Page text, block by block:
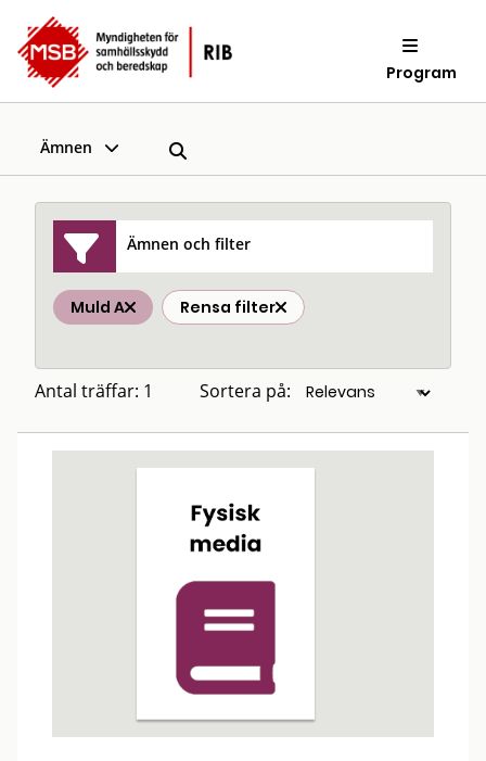
Program
Ämnen
Ämnen och filter
Muld A Rensa filter
Antal träffar: 1 Sortera på: